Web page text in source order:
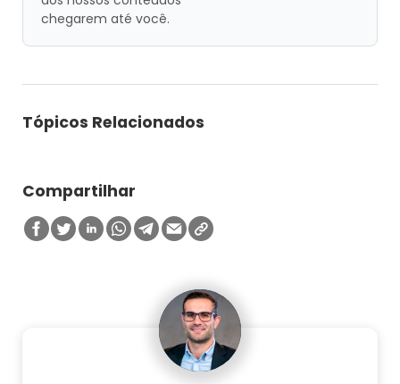
chegarem até você.
Tópicos Relacionados
Compartilhar